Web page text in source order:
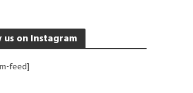
us on Instagram
feed]